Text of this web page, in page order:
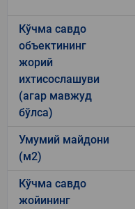
Кўчма савдо
объектининг
жорий
ихтисослашуви
(агар мавжуд
бўлса)
Умумий майдони
(м2)
Кўчма савдо
жойининг